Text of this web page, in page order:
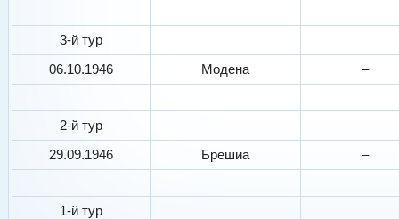
3-й тур
06.10.1946
Модена –
2-й тур
29.09.1946
Брешиа –
1-й тур